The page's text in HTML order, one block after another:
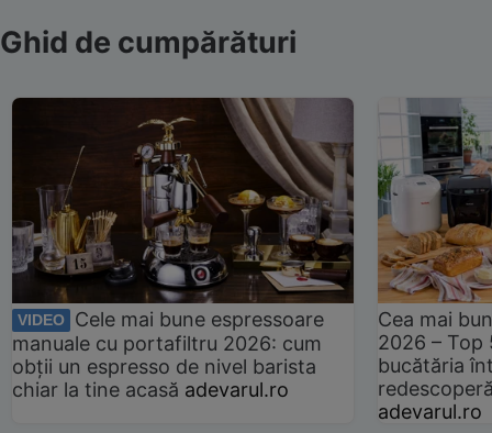
Ghid de cumpărături
VIDEO
Cele mai bune espressoare
manuale cu portafiltru 2026: cum
obții un espresso de nivel barista
chiar la tine acasă adevarul.ro
Cea mai
2026 –
bucătăria
adevarul.ro